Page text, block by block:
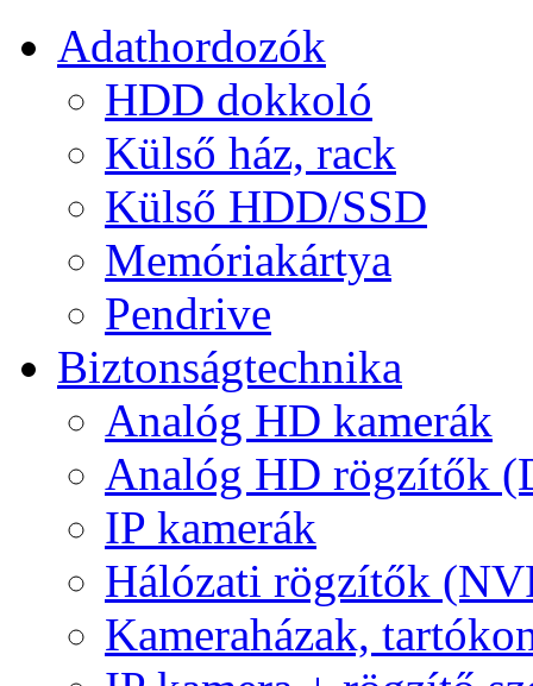
Adathordozók
HDD dokkoló
Külső ház, rack
Külső HDD/SSD
Memóriakártya
Pendrive
Biztonságtechnika
Analóg HD kamerák
Analóg HD rögzítők
IP kamerák
Hálózati rögzítők
Kameraházak,